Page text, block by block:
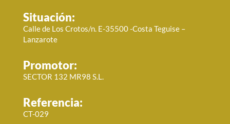
Situación:
Calle de Los Crotos/n. E-35500 -Costa Teguise –
Lanzarote
Promotor:
SECTOR 132 MR98 S.L.
Referencia:
CT-029